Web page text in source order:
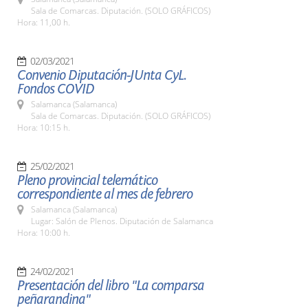
Sala de Comarcas. Diputación. (SOLO GRÁFICOS)
Hora: 11,00 h.
02/03/2021
Convenio Diputación-JUnta CyL.
Fondos COVID
Salamanca (Salamanca)
Sala de Comarcas. Diputación. (SOLO GRÁFICOS)
Hora: 10:15 h.
25/02/2021
Pleno provincial telemático
correspondiente al mes de febrero
Salamanca (Salamanca)
Lugar: Salón de Plenos. Diputación de Salamanca
Hora: 10:00 h.
24/02/2021
Presentación del libro "La comparsa
peñarandina"